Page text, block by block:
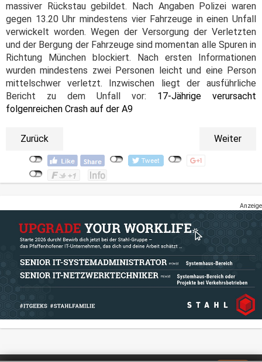
massiver Rückstau gebildet. Nach Angaben Polizei waren
gegen 13.20 Uhr mindestens vier Fahrzeuge in einen Unfall
verwickelt worden. Wegen der Versorgung der Verletzten
und der Bergung der Fahrzeuge sind momentan alle Spuren in
Richtung München blockiert. Nach ersten Informationen
wurden mindestens zwei Personen leicht und eine Person
mittelschwer verletzt. Inzwischen liegt der ausführliche
Bericht zu dem Unfall vor:
17-Jährige verursacht
folgenreichen Crash auf der A9
Zurück Weiter
Anzeige